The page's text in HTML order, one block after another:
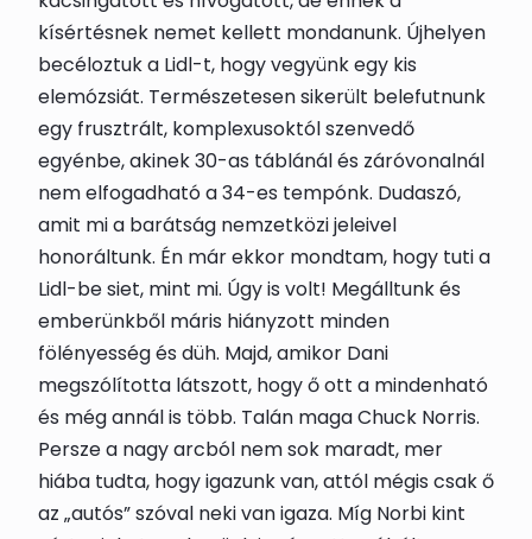
kísértésnek nemet kellett mondanunk. Újhelyen
becéloztuk a Lidl-t, hogy vegyünk egy kis
elemózsiát. Természetesen sikerült belefutnunk
egy frusztrált, komplexusoktól szenvedő
egyénbe, akinek 30-as táblánál és záróvonalnál
nem elfogadható a 34-es tempónk. Dudaszó,
amit mi a barátság nemzetközi jeleivel
honoráltunk. Én már ekkor mondtam, hogy tuti a
Lidl-be siet, mint mi. Úgy is volt! Megálltunk és
emberünkből máris hiányzott minden
fölényesség és düh. Majd, amikor Dani
megszólította látszott, hogy ő ott a mindenható
és még annál is több. Talán maga Chuck Norris.
Persze a nagy arcból nem sok maradt, mer
hiába tudta, hogy igazunk van, attól mégis csak ő
az „autós” szóval neki van igaza. Míg Norbi kint